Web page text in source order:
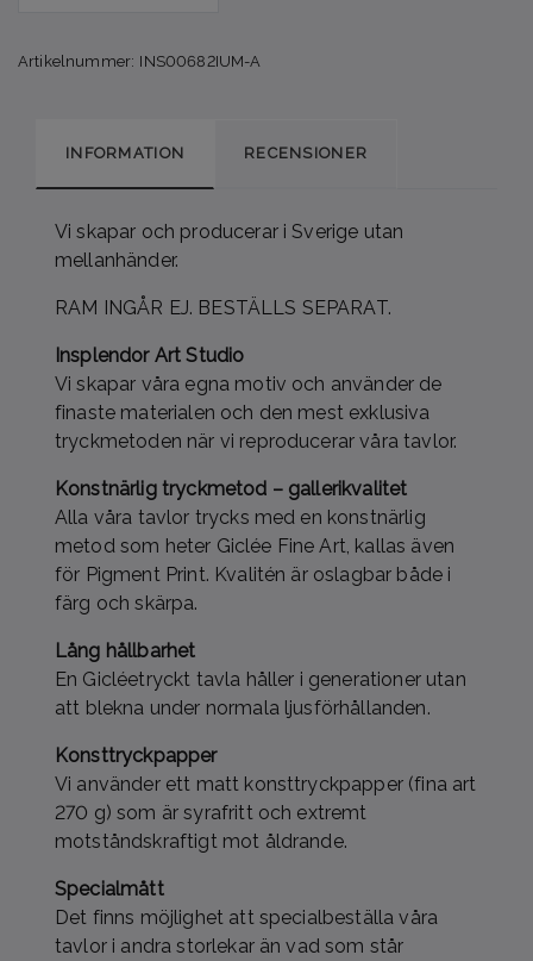
Artikelnummer: INS00682IUM-A
INFORMATION RECENSIONER
Vi skapar och producerar i Sverige utan
mellanhänder.
RAM INGÅR EJ. BESTÄLLS SEPARAT.
Insplendor Art Studio
Vi skapar våra egna motiv och använder de
finaste materialen och den mest exklusiva
tryckmetoden när vi reproducerar våra tavlor.
Konstnärlig tryckmetod – gallerikvalitet
Alla våra tavlor trycks med en konstnärlig
metod som heter Giclée Fine Art, kallas även
för Pigment Print. Kvalitén är oslagbar både i
färg och skärpa.
Lång hållbarhet
En Gicléetryckt tavla håller i generationer utan
att blekna under normala ljusförhållanden.
Konsttryckpapper
Vi använder ett matt konsttryckpapper (fina art
270 g) som är syrafritt och extremt
motståndskraftigt mot åldrande.
Specialmått
Det finns möjlighet att specialbeställa våra
tavlor i andra storlekar än vad som står